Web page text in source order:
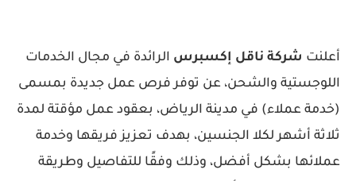
أعلنت شركة ناقل إكسبرس الرائدة في مجال الخدمات
اللوجستية والشحن، عن توفر فرص عمل جديدة بمسمى
(خدمة عملاء) في مدينة الرياض، بعقود عمل مؤقتة لمدة
ثلاثة أشهر لكلا الجنسين، بهدف تعزيز فريقها وخدمة
عملائها بشكل أفضل، وذلك وفقًا للتفاصيل وطريقة